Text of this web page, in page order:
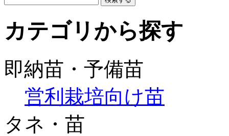
カテゴリから探す
即納苗・予備苗
営利栽培向け苗
タネ・苗